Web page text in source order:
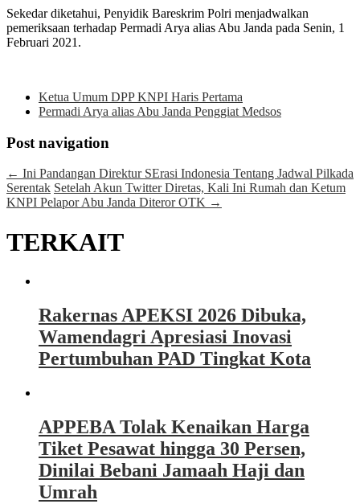
Sekedar diketahui, Penyidik Bareskrim Polri menjadwalkan
pemeriksaan terhadap Permadi Arya alias Abu Janda pada Senin, 1
Februari 2021.
Ketua Umum DPP KNPI Haris Pertama
Permadi Arya alias Abu Janda Penggiat Medsos
Post navigation
← Ini Pandangan Direktur SErasi Indonesia Tentang Jadwal Pilkada
Serentak Setelah Akun Twitter Diretas, Kali Ini Rumah dan Ketum
KNPI Pelapor Abu Janda Diteror OTK →
TERKAIT
Rakernas APEKSI 2026 Dibuka,
Wamendagri Apresiasi Inovasi
Pertumbuhan PAD Tingkat Kota
APPEBA Tolak Kenaikan Harga
Tiket Pesawat hingga 30 Persen,
Dinilai Bebani Jamaah Haji dan
Umrah